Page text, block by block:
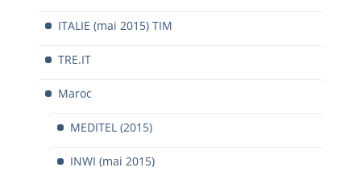
ITALIE (mai 2015) TIM
TRE.IT
Maroc
MEDITEL (2015)
INWI (mai 2015)